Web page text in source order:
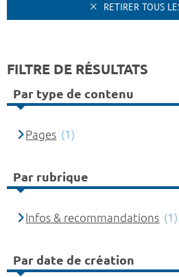
RETIRER TOUS
FILTRE DE RÉSULTATS
Par type de contenu
Pages (1)
Par rubrique
Infos & recommandations (1)
Par date de création